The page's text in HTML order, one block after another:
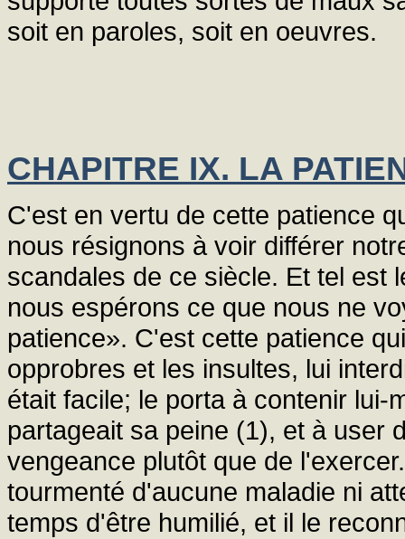
soit en paroles, soit en oeuvres.
CHAPITRE IX. LA
C'est en vertu de cette patience
nous résignons à voir différer
scandales de ce siècle. Et tel est
nous espérons ce que nous ne
patience». C'est cette patience
opprobres et les insultes, lui
était facile; le porta à contenir lui-
partageait sa peine (1), et à user
vengeance plutôt que de
tourmenté d'aucune maladie ni
temps d'être humilié, et il le